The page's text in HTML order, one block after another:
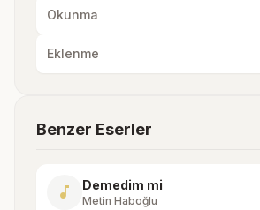
Okunma
Eklenme
Benzer Eserler
music_note Demedim mi
Metin Haboğlu